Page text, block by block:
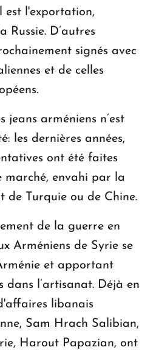
est l'exportation,
Russie. D’autres
signés avec
et de celles
jeans arméniens n’est
les dernières années,
ont été faites
marché, envahi par la
de Turquie ou de Chine.
de la guerre en
Arméniens de Syrie se
et apportant
dans l’artisanat. Déjà en
libanais
Sam Hrach Salibian,
Harout Papazian, ont